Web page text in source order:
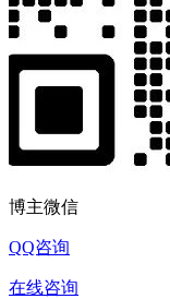
博主微信
QQ咨询
在线咨询